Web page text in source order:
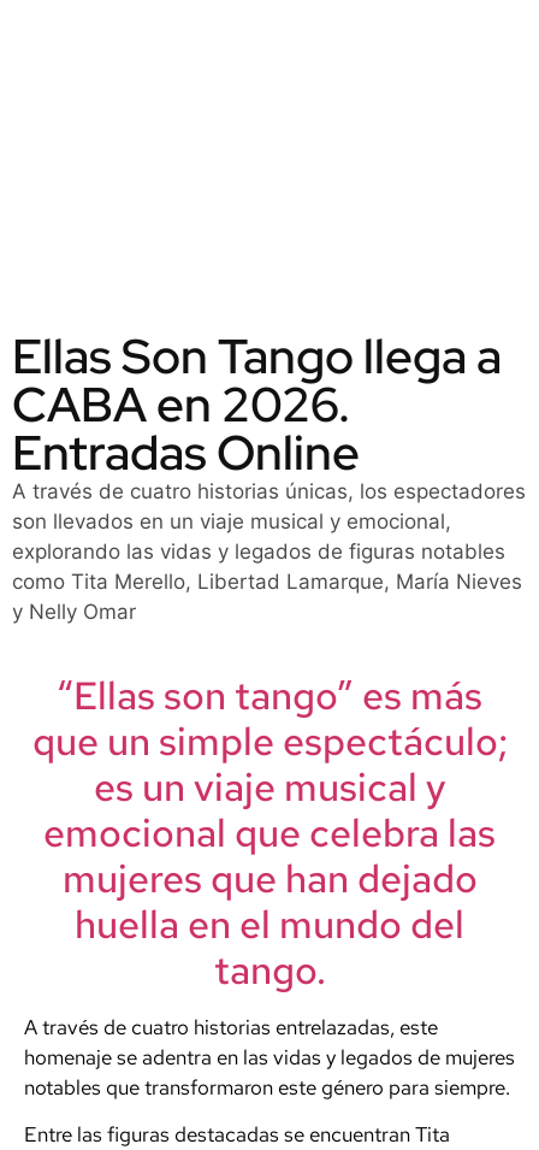
Ellas Son Tango llega a
CABA en 2026.
Entradas Online
A través de cuatro historias únicas, los espectadores
son llevados en un viaje musical y emocional,
explorando las vidas y legados de figuras notables
como Tita Merello, Libertad Lamarque, María Nieves
y Nelly Omar
“Ellas son tango” es más
que un simple espectáculo;
es un viaje musical y
emocional que celebra las
mujeres que han dejado
huella en el mundo del
tango.
A través de cuatro historias entrelazadas, este
homenaje se adentra en las vidas y legados de mujeres
notables que transformaron este género para siempre.
Entre las figuras destacadas se encuentran Tita